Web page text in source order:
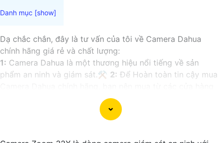
Dạ chắc chắn, đây là tư vấn của tôi về Camera Dahua
chính hãng giá rẻ và chất lượng:
1: Camera Dahua là một thương hiệu nổi tiếng về sản
phẩm an ninh và giám sát.⚒ 2: Để Hoàn toàn tin cậy mua
uy tín hoặc các đại lý chính thức của Dahua.☄️
của Camera Dahua có thể thay đổi tùy vào model và chức
năng của camera. Bạn nên tìm hiểu kỹ trước khi đầu tư.🎖️